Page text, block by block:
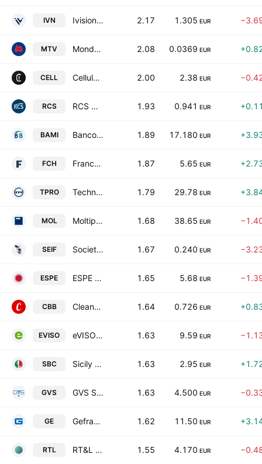
IVN Ivision Tech S.P.A. 2.17 1.305 EUR
MTV Mondo TV S.p.A. 2.08 0.0369 EUR
CELL Cellularline SpA 2.00 2.38 EUR
RCS RCS MediaGroup S.p.A. 1.93 0.941 EUR
BAMI Banco BPM SpA 1.89 17.180 EUR
FCH Franchetti S.P.A. 1.87 5.65 EUR
TPRO Technoprobe SpA 1.79 29.78 EUR
MOL Moltiply Group S.p.A. 1.68 38.65 EUR
SEIF Societa Editoriale Il Fatto SpA 1.67 0.240 EUR
ESPE ESPE S.p.A. 1.65 5.68 EUR
CBB Cleanbnb S.P.A. 1.64 0.726 EUR
EVISO eVISO SpA 1.63 9.59 EUR
SBC Sicily By Car S.P.A. 1.63 2.95 EUR
GVS GVS S.p.A 1.63 4.500 EUR
GE Gefran S.p.A. 1.62 11.50 EUR
RTL RT&L SpA 1.55 4.170 EUR